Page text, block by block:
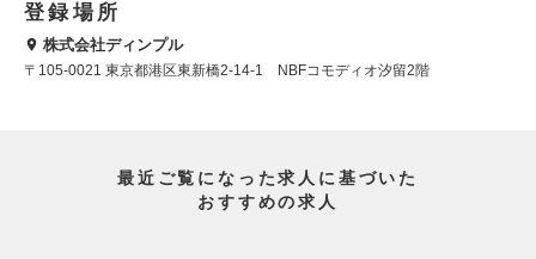
登録場所
株式会社ディンプル
〒105-0021 東京都港区東新橋2-14-1 NBFコモディオ汐留2階
最近ご覧になった求人に基づいた
おすすめの求人